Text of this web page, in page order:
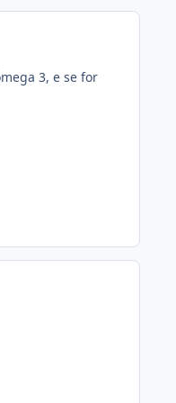
3, e se for